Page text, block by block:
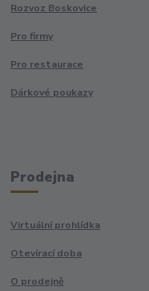
Rozvoz Boskovice
Pro firmy
Pro restaurace
Dárkové poukazy
Prodejna
Virtuální prohlídka
Otevírací doba
O prodejně